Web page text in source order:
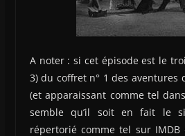
A noter : si cet épisode est le
3) du coffret n° 1 des aventures
(et apparaissant comme tel
semble qu’il soit en fait le
répertorié comme tel sur